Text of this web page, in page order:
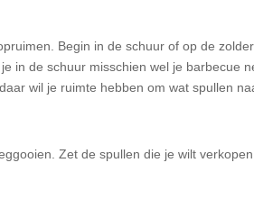
Begin in de schuur of op de
in de schuur misschien wel je barbecue
wil je ruimte hebben om wat spullen
Zet de spullen die je wilt